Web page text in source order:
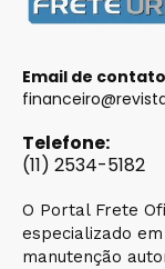
Email de
Telefone:
(11) 2534-5182
O Portal Frete
especializado
manutenção